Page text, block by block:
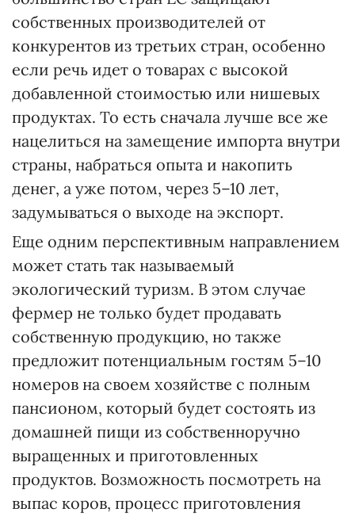
собственных производителей от
конкурентов из третьих стран, особенно
если речь идет о товарах с высокой
добавленной стоимостью или нишевых
продуктах. То есть сначала лучше все же
нацелиться на замещение импорта внутри
страны, набраться опыта и накопить
денег, а уже потом, через 5–10 лет,
задумываться о выходе на экспорт.
Еще одним перспективным направлением
может стать так называемый
экологический туризм. В этом случае
фермер не только будет продавать
собственную продукцию, но также
предложит потенциальным гостям 5–10
номеров на своем хозяйстве с полным
пансионом, который будет состоять из
домашней пищи из собственноручно
выращенных и приготовленных
продуктов. Возможность посмотреть на
выпас коров, процесс приготовления